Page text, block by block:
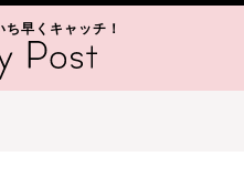
早くキャッチ！